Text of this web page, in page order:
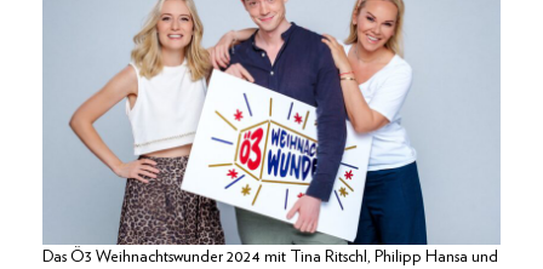
Das Ö3 Weihnachtswunder 2024 mit Tina Ritschl, Philipp Hansa und